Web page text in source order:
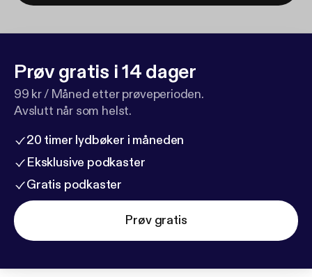
Prøv gratis i 14 dager
99 kr / Måned etter prøveperioden.
Avslutt når som helst.
20 timer lydbøker i måneden
Eksklusive podkaster
Gratis podkaster
Prøv gratis